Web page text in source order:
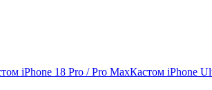
iPhone 18 Pro / Pro MaxКастом iPhone